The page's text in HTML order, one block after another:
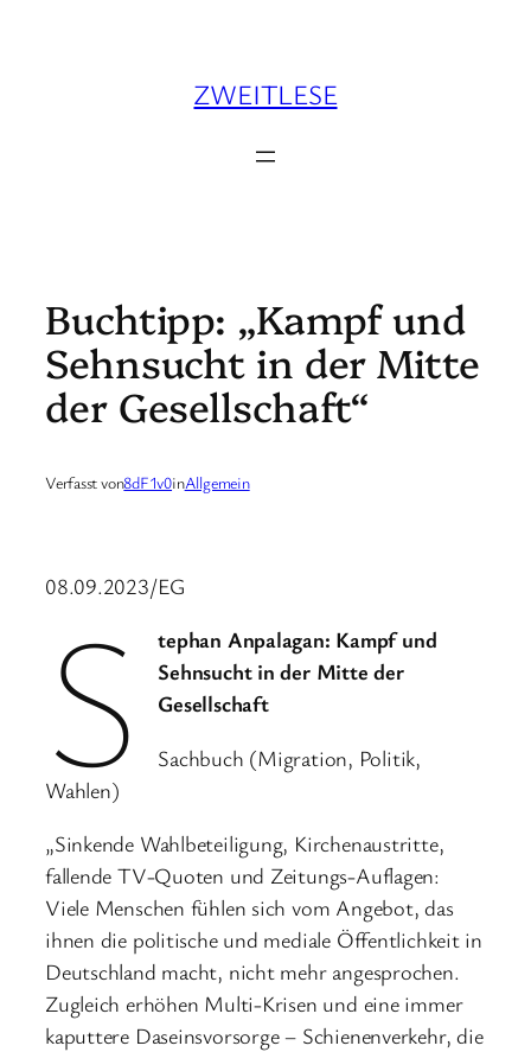
ZWEITLESE
Buchtipp: „Kampf und
Sehnsucht in der Mitte
der Gesellschaft“
Verfasst von8dF1v0inAllgemein
08.09.2023/EG
S
tephan Anpalagan: Kampf und
Sehnsucht in der Mitte der
Gesellschaft
Sachbuch (Migration, Politik,
Wahlen)
„Sinkende Wahlbeteiligung, Kirchenaustritte,
fallende TV-Quoten und Zeitungs-Auflagen:
Viele Menschen fühlen sich vom Angebot, das
ihnen die politische und mediale Öffentlichkeit in
Deutschland macht, nicht mehr angesprochen.
Zugleich erhöhen Multi-Krisen und eine immer
kaputtere Daseinsvorsorge – Schienenverkehr, die